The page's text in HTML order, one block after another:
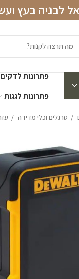
לבניה בעץ
פתרונות לדקים
פתרונות לגגות
סרגלים וכלי מדידה